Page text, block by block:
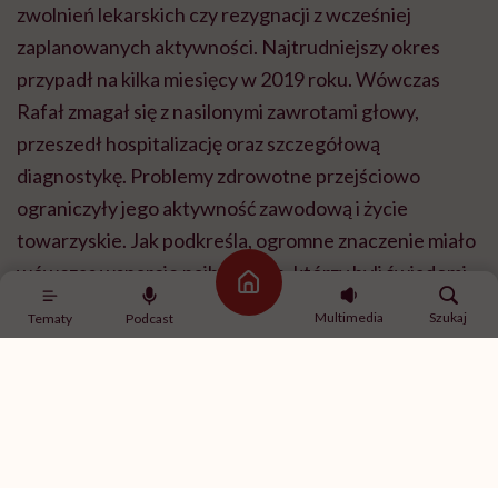
Tematy Podcast
Strona główna
Multimedia
Szukaj
zwolnień lekarskich czy rezygnacji z wcześniej
zaplanowanych aktywności. Najtrudniejszy okres
przypadł na kilka miesięcy w 2019 roku. Wówczas
Rafał zmagał się z nasilonymi zawrotami głowy,
przeszedł hospitalizację oraz szczegółową
diagnostykę. Problemy zdrowotne przejściowo
ograniczyły jego aktywność zawodową i życie
towarzyskie. Jak podkreśla, ogromne znaczenie miało
wówczas wsparcie najbliższych, którzy byli świadomi
jego problemów zdrowotnych i pomagali mu
przetrwać ten szczególnie wymagający czas.